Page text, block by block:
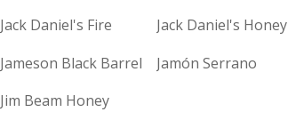
Jack Daniel's Fire Jack Daniel's Honey
Jameson Black Barrel Jamón Serrano
Jim Beam Honey